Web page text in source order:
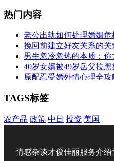
热门内容
老公出轨如何处理婚姻危
挽回前建立好友关系的关
男生忽冷忽热的本质：
40岁女婿被49岁岳父拉黑
原配忍受婚外情心理全攻
TAGS标签
农产品 政策 中日 投资 美国
情感杂谈才俊佳丽服务介绍